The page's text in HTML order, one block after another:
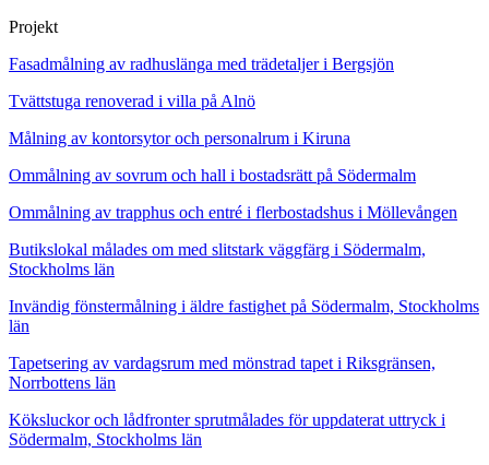
Projekt
Fasadmålning av radhuslänga med trädetaljer i Bergsjön
Tvättstuga renoverad i villa på Alnö
Målning av kontorsytor och personalrum i Kiruna
Ommålning av sovrum och hall i bostadsrätt på Södermalm
Ommålning av trapphus och entré i flerbostadshus i Möllevången
Butikslokal målades om med slitstark väggfärg i Södermalm,
Stockholms län
Invändig fönstermålning i äldre fastighet på Södermalm, Stockholms
län
Tapetsering av vardagsrum med mönstrad tapet i Riksgränsen,
Norrbottens län
Köksluckor och lådfronter sprutmålades för uppdaterat uttryck i
Södermalm, Stockholms län